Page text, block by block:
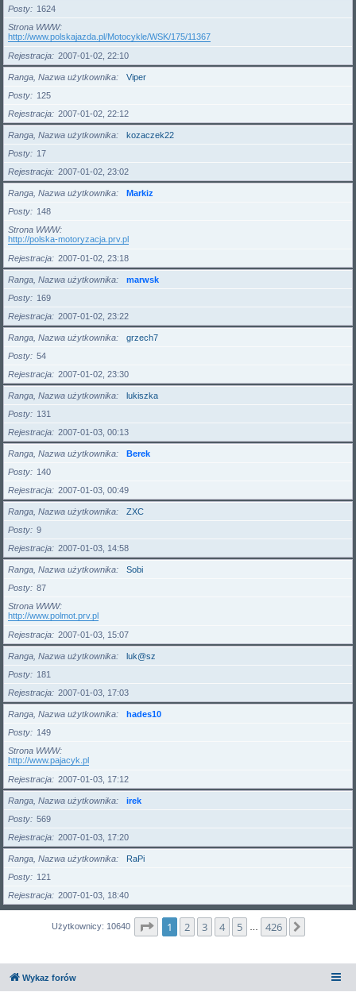
Posty
1624
Strona WWW
http://www.polskajazda.pl/Motocykle/WSK/175/11367
Rejestracja
2007-01-02, 22:10
Ranga, Nazwa użytkownika
Viper
Posty
125
Rejestracja
2007-01-02, 22:12
Ranga, Nazwa użytkownika
kozaczek22
Posty
17
Rejestracja
2007-01-02, 23:02
Ranga, Nazwa użytkownika
Markiz
Posty
148
Strona WWW
http://polska-motoryzacja.prv.pl
Rejestracja
2007-01-02, 23:18
Ranga, Nazwa użytkownika
marwsk
Posty
169
Rejestracja
2007-01-02, 23:22
Ranga, Nazwa użytkownika
grzech7
Posty
54
Rejestracja
2007-01-02, 23:30
Ranga, Nazwa użytkownika
lukiszka
Posty
131
Rejestracja
2007-01-03, 00:13
Ranga, Nazwa użytkownika
Berek
Posty
140
Rejestracja
2007-01-03, 00:49
Ranga, Nazwa użytkownika
ZXC
Posty
9
Rejestracja
2007-01-03, 14:58
Ranga, Nazwa użytkownika
Sobi
Posty
87
Strona WWW
http://www.polmot.prv.pl
Rejestracja
2007-01-03, 15:07
Ranga, Nazwa użytkownika
luk@sz
Posty
181
Rejestracja
2007-01-03, 17:03
Ranga, Nazwa użytkownika
hades10
Posty
149
Strona WWW
http://www.pajacyk.pl
Rejestracja
2007-01-03, 17:12
Ranga, Nazwa użytkownika
irek
Posty
569
Rejestracja
2007-01-03, 17:20
Ranga, Nazwa użytkownika
RaPi
Posty
121
Rejestracja
2007-01-03, 18:40
Użytkownicy: 10640 Strona1 z426
1 2 3 4 5 426
Wykaz forów